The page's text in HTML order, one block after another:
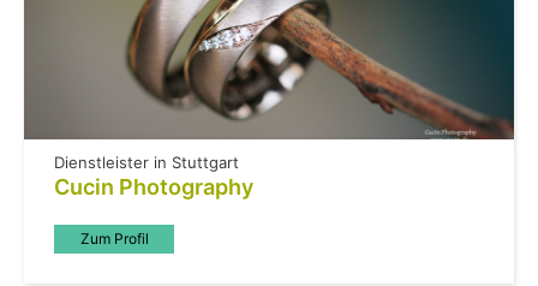
Dienstleister in Stuttgart
Cucin Photography
Zum Profil